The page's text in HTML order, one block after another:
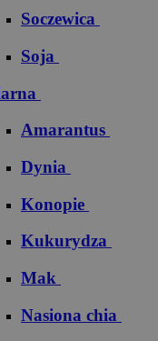
Soczewica
Soja
Amarantus
Dynia
Konopie
Kukurydza
Mak
Nasiona chia